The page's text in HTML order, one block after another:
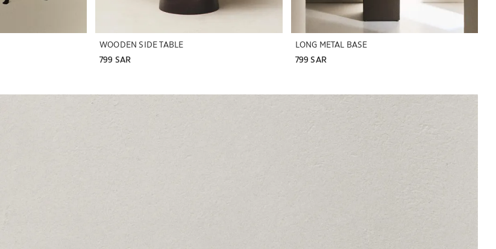
LONG METAL BASE
799 SAR
WOODEN SIDE TABLE
799 SAR